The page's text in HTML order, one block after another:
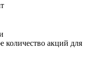
количество акций для